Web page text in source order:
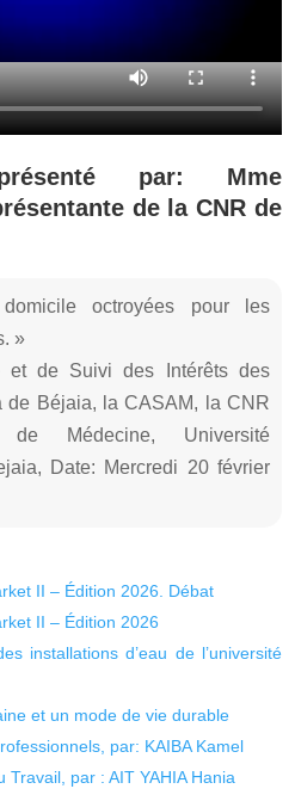
par: Mme
de la CNR de
octroyées pour les
»
et de Suivi des Intérêts des
de Béjaia, la CASAM, la CNR
Médecine, Université
Date: Mercredi 20 février
II – Édition 2026. Débat
II – Édition 2026
installations d’eau de l’université
et un mode de vie durable
par: KAIBA Kamel
par : AIT YAHIA Hania